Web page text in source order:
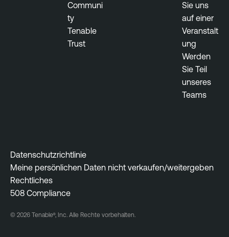
Communi
ty
Tenable
Trust
Sie uns
auf einer
Veranstalt
ung
Werden
Sie Teil
unseres
Teams
Datenschutzrichtlinie
Meine persönlichen Daten nicht verkaufen/weitergeben
Rechtliches
508 Compliance
© 2026 Tenable®, Inc. Alle Rechte vorbehalten.